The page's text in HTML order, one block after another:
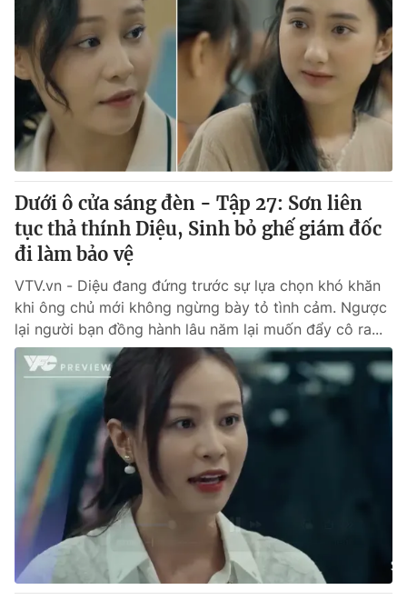
Y tế
Thế giới
Tin tức
Thế giới đó đây
Câu chuyện quốc tế
Kinh tế
Tài chính
Thị trường
Góc doanh nghiệp
Dữ liệu và đời sống
Truyền hình
Phim VTV
Hậu trường
Nhân vật
Khán giả
Giải sao mai
Giải trí
Điện ảnh
Âm nhạc
Đời sống
Du lịch
Làm đẹp
Chất lượng cuộc sống
Giáo dục
Tuyển sinh
Học trực tuyến
Công nghệ
Hitech Công nghệ tương lai
Sản phẩm
Thị trường
Tư vấn
Giao lưu trực tuyến
Lịch phát sóng
Dưới ô cửa sáng đèn - Tập 27: Sơn liên
tục thả thính Diệu, Sinh bỏ ghế giám đốc
đi làm bảo vệ
VTV.vn - Diệu đang đứng trước sự lựa chọn khó khăn
khi ông chủ mới không ngừng bày tỏ tình cảm. Ngược
lại người bạn đồng hành lâu năm lại muốn đẩy cô ra...